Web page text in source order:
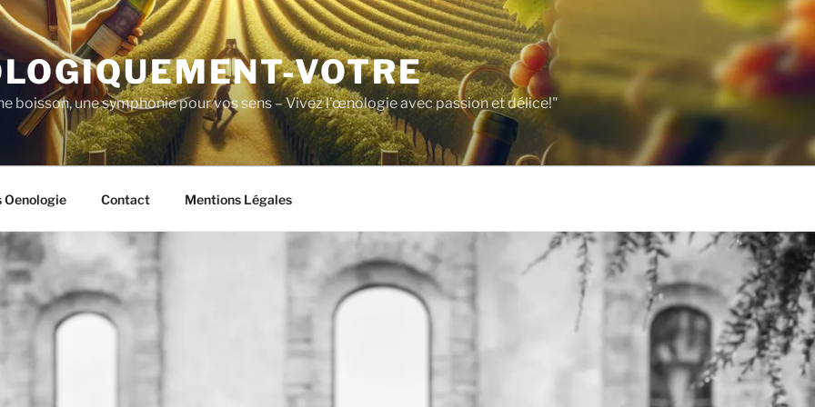
VOTRE
boisson, une symphonie pour vos sens – Vivez l'œnologie avec passion et délice!"
Oenologie Contact Mentions Légales